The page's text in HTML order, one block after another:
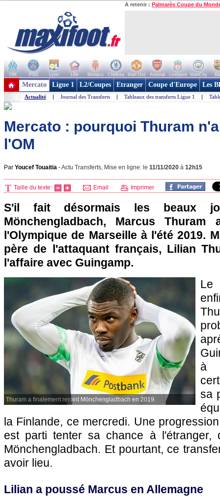
A retenir : Palmarès Coupe du
OM PSG Lyon Lille Monaco Chelsea Man Utd Arsenal Liverpool ManCity
+ de clubs
Mercato Ligue 1 L2/Coupes Etranger Coupe d'Europe Les
Actualité | Journal des Transferts | Tableaux des transferts Ligue 1 |
Mercato : pourquoi Thuram
l'OM
Par Youcef Touaitia -Actu Transferts, Mise en ligne: le 11/11/2020 à 12h15
Taille du texte: Email Imprimer
S'il fait désormais les beaux
Mönchengladbach, Marcus
l'Olympique de Marseille à l'été 2019.
père de l'attaquant français, Lilian
l'affaire avec Guingamp.
Thuram a finalement rejoint Mönchengladbach en 2019.
Le
à
sa
la Finlande, ce mercredi. Une
est parti tenter sa chance à l'étranger,
Mönchengladbach. Et pourtant, ce
avoir lieu.
Lilian a poussé Marcus en Allemagne